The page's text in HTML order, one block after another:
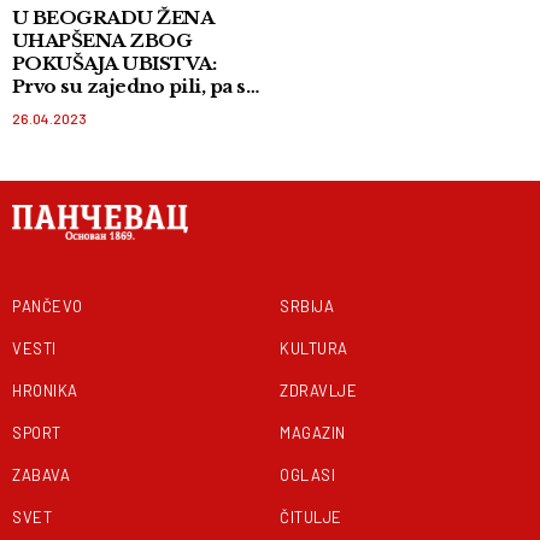
U BEOGRADU ŽENA
UHAPŠENA ZBOG
POKUŠAJA UBISTVA:
Prvo su zajedno pili, pa se
nakon toga posvađali!
26.04.2023
PANČEVO
VESTI
HRONIKA
SPORT
ZABAVA
SVET
SRBIJA
KULTURA
ZDRAVLJE
MAGAZIN
OGLASI
ČITULJE